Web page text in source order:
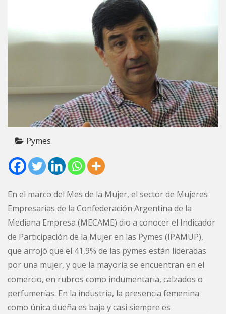
Pymes
En el marco del Mes de la Mujer, el sector de Mujeres
Empresarias de la Confederación Argentina de la
Mediana Empresa (MECAME) dio a conocer el Indicador
de Participación de la Mujer en las Pymes (IPAMUP),
que arrojó que el 41,9% de las pymes están lideradas
por una mujer, y que la mayoría se encuentran en el
comercio, en rubros como indumentaria, calzados o
perfumerías. En la industria, la presencia femenina
como única dueña es baja y casi siempre es